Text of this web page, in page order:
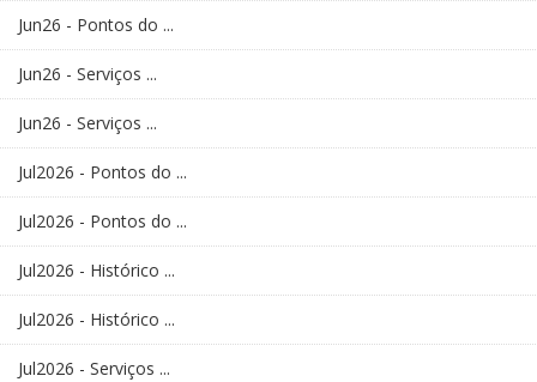
Jun26 - Pontos do ...
Jun26 - Serviços ...
Jun26 - Serviços ...
Jul2026 - Pontos do ...
Jul2026 - Pontos do ...
Jul2026 - Histórico ...
Jul2026 - Histórico ...
Jul2026 - Serviços ...